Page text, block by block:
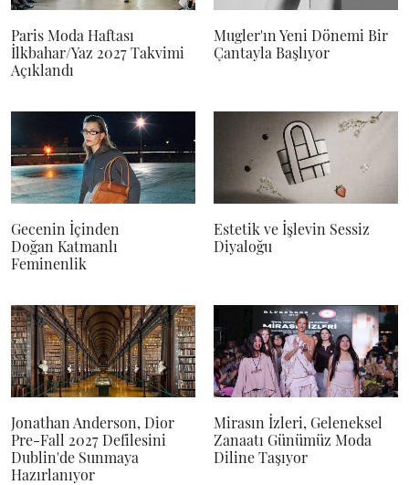
Paris Moda Haftası
İlkbahar/Yaz 2027 Takvimi
Açıklandı
Mugler'ın Yeni Dönemi Bir
Çantayla Başlıyor
Gecenin İçinden
Doğan Katmanlı
Feminenlik
Estetik ve İşlevin Sessiz
Diyaloğu
Jonathan Anderson, Dior
Pre-Fall 2027 Defilesini
Dublin'de Sunmaya
Hazırlanıyor
Mirasın İzleri, Geleneksel
Zanaatı Günümüz Moda
Diline Taşıyor